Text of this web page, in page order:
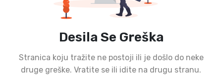
Desila Se Greška
Stranica koju tražite ne postoji ili je došlo do neke
druge greške. Vratite se ili idite na drugu stranu.